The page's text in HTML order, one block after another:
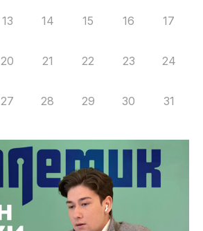
13 14 15 16 17
20 21 22 23 24
27 28 29 30 31